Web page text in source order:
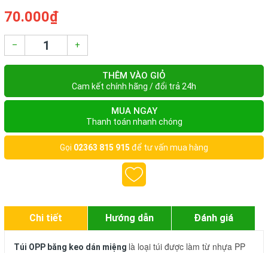
70.000₫
– +
THÊM VÀO GIỎ
Cam kết chính hãng / đổi trả 24h
MUA NGAY
Thanh toán nhanh chóng
Gọi 02363 815 915 để tư vấn mua hàng
Chi tiết Hướng dẫn Đánh giá
Túi OPP băng keo dán miệng là loại túi được làm từ nhựa PP